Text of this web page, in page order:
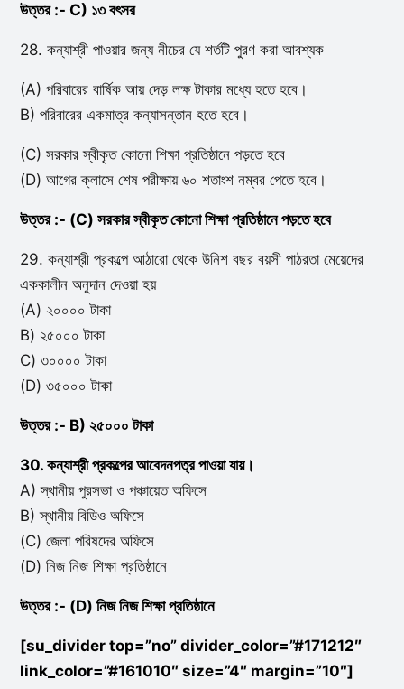
উত্তর :- C) ১৩ বৎসর
28. কন্যাশ্রী পাওয়ার জন্য নীচের যে শর্তটি পুরণ করা আবশ্যক
(A) পরিবারের বার্ষিক আয় দেড় লক্ষ টাকার মধ্যে হতে হবে।
B) পরিবারের একমাত্র কন্যাসন্তান হতে হবে।
(C) সরকার স্বীকৃত কোনো শিক্ষা প্রতিষ্ঠানে পড়তে হবে
(D) আগের ক্লাসে শেষ পরীক্ষায় ৬০ শতাংশ নম্বর পেতে হবে।
উত্তর :- (C) সরকার স্বীকৃত কোনো শিক্ষা প্রতিষ্ঠানে পড়তে হবে
29. কন্যাশ্রী প্রকল্পে আঠারো থেকে উনিশ বছর বয়সী পাঠরতা মেয়েদের
এককালীন অনুদান দেওয়া হয়
(A) ২০০০০ টাকা
B) ২৫০০০ টাকা
C) ৩০০০০ টাকা
(D) ৩৫০০০ টাকা
উত্তর :- B) ২৫০০০ টাকা
30. কন্যাশ্রী প্রকল্পের আবেদনপত্র পাওয়া যায়।
A) স্থানীয় পুরসভা ও পঞ্চায়েত অফিসে
B) স্থানীয় বিডিও অফিসে
(C) জেলা পরিষদের অফিসে
(D) নিজ নিজ শিক্ষা প্রতিষ্ঠানে
উত্তর :- (D) নিজ নিজ শিক্ষা প্রতিষ্ঠানে
[su_divider top=”no” divider_color=”#171212″
link_color=”#161010″ size=”4″ margin=”10″]